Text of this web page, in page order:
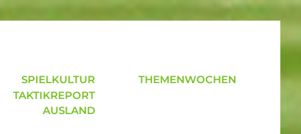
SPIELKULTUR
TAKTIKREPORT
AUSLAND
THEMENWOCHEN